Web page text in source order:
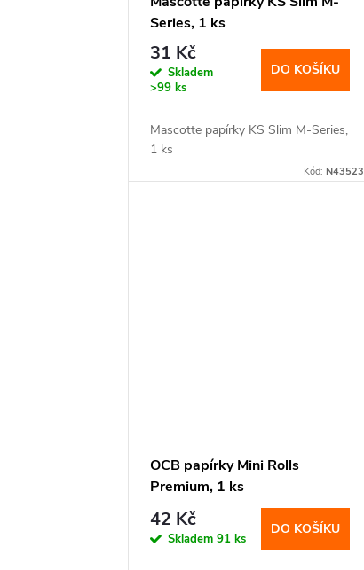
Series, 1 ks
31 Kč
Skladem
>99 ks
DO KOŠÍKU
Mascotte papírky KS Slim M-Series,
1 ks
Kód:N43523
OCB papírky Mini Rolls
Premium, 1 ks
42 Kč
Skladem 91 ks
DO KOŠÍKU